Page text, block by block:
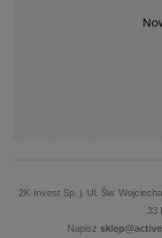
2K-Invest Sp. j. Ul. Św.
33
Napisz